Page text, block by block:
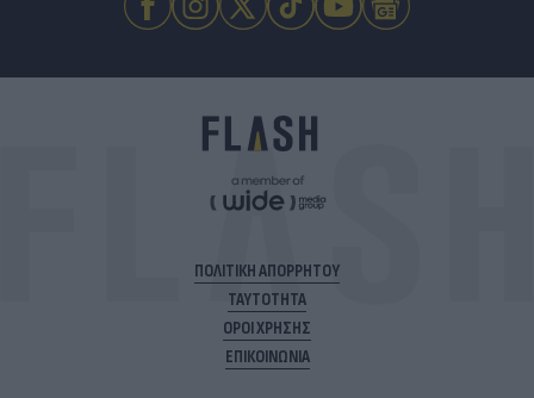
ΠΟΛΙΤΙΚΗ ΑΠΟΡΡΗΤΟΥ
ΤΑΥΤΟΤΗΤΑ
ΟΡΟΙ ΧΡΗΣΗΣ
ΕΠΙΚΟΙΝΩΝΙΑ